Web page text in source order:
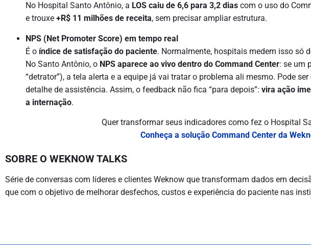
No Hospital Santo Antônio, a LOS caiu de 6,6 para 3,2 dias com o uso do
e trouxe +R$ 11 milhões de receita, sem precisar ampliar estrutura.
NPS (Net Promoter Score) em tempo real
É o índice de satisfação do paciente. Normalmente, hospitais medem isso só
No Santo Antônio, o NPS aparece ao vivo dentro do Command Center: se um
“detrator”), a tela alerta e a equipe já vai tratar o problema ali mesmo. Pode
detalhe de assistência. Assim, o feedback não fica “para depois”: vira ação
a internação.
Quer transformar seus indicadores como fez o Hospital
Conheça a solução Command Center da
SOBRE O WEKNOW TALKS
Série de conversas com líderes e clientes Weknow que transformam dados em
que com o objetivo de melhorar desfechos, custos e experiência do paciente nas